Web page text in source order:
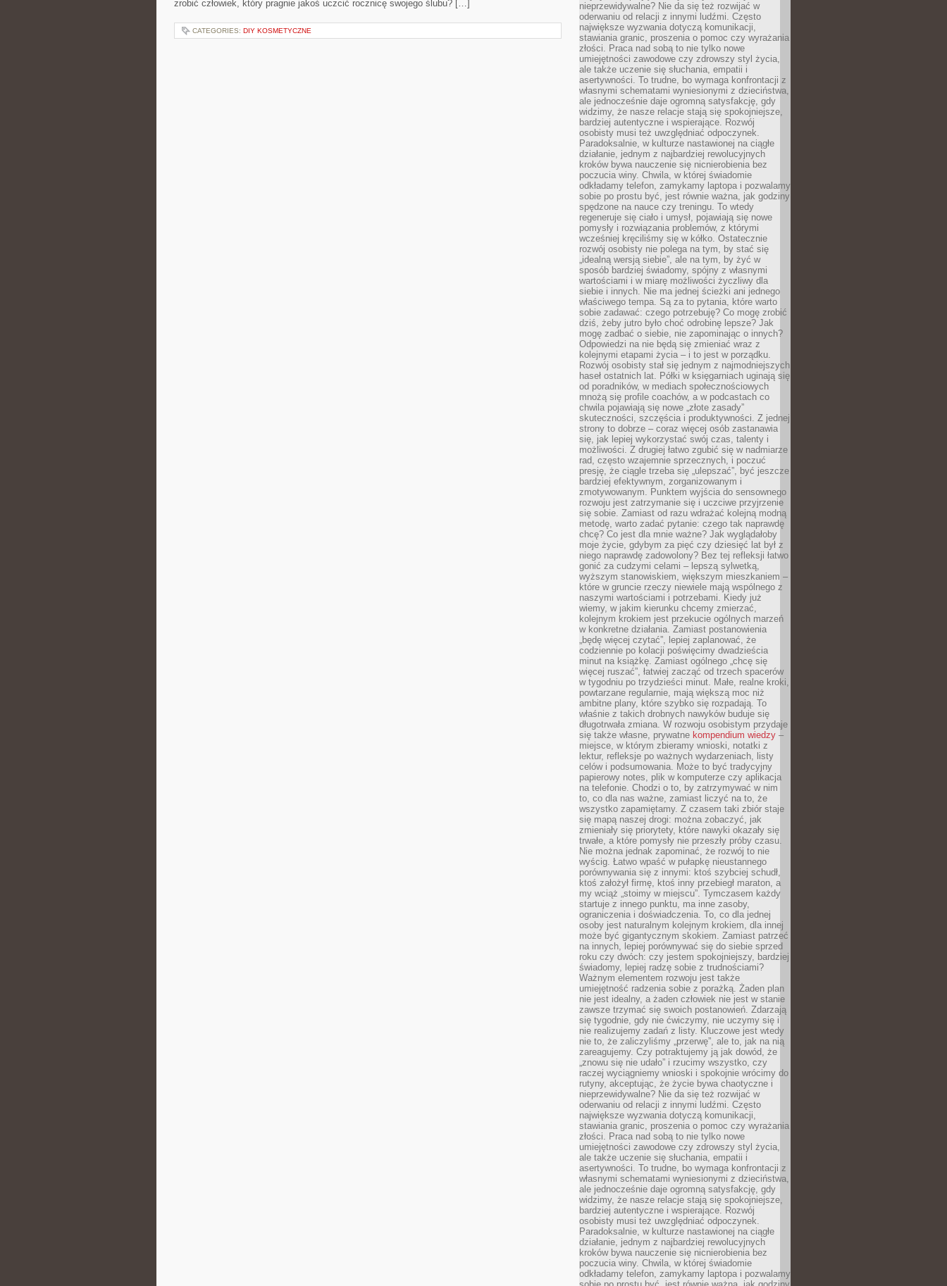
zrobić człowiek, który pragnie jakoś uczcić rocznicę swojego ślubu? […]
CATEGORIES: DIY KOSMETYCZNE
nieprzewidywalne? Nie da się też rozwijać w
oderwaniu od relacji z innymi ludźmi. Często
największe wyzwania dotyczą komunikacji,
stawiania granic, proszenia o pomoc czy wyrażania
złości. Praca nad sobą to nie tylko nowe
umiejętności zawodowe czy zdrowszy styl życia,
ale także uczenie się słuchania, empatii i
asertywności. To trudne, bo wymaga konfrontacji z
własnymi schematami wyniesionymi z dzieciństwa,
ale jednocześnie daje ogromną satysfakcję, gdy
widzimy, że nasze relacje stają się spokojniejsze,
bardziej autentyczne i wspierające. Rozwój
osobisty musi też uwzględniać odpoczynek.
Paradoksalnie, w kulturze nastawionej na ciągłe
działanie, jednym z najbardziej rewolucyjnych
kroków bywa nauczenie się nicnierobienia bez
poczucia winy. Chwila, w której świadomie
odkładamy telefon, zamykamy laptopa i pozwalamy
sobie po prostu być, jest równie ważna, jak godziny
spędzone na nauce czy treningu. To wtedy
regeneruje się ciało i umysł, pojawiają się nowe
pomysły i rozwiązania problemów, z którymi
wcześniej kręciliśmy się w kółko. Ostatecznie
rozwój osobisty nie polega na tym, by stać się
„idealną wersją siebie”, ale na tym, by żyć w
sposób bardziej świadomy, spójny z własnymi
wartościami i w miarę możliwości życzliwy dla
siebie i innych. Nie ma jednej ścieżki ani jednego
właściwego tempa. Są za to pytania, które warto
sobie zadawać: czego potrzebuję? Co mogę zrobić
dziś, żeby jutro było choć odrobinę lepsze? Jak
mogę zadbać o siebie, nie zapominając o innych?
Odpowiedzi na nie będą się zmieniać wraz z
kolejnymi etapami życia – i to jest w porządku.
Rozwój osobisty stał się jednym z najmodniejszych
haseł ostatnich lat. Półki w księgarniach uginają się
od poradników, w mediach społecznościowych
mnożą się profile coachów, a w podcastach co
chwila pojawiają się nowe „złote zasady”
skuteczności, szczęścia i produktywności. Z jednej
strony to dobrze – coraz więcej osób zastanawia
się, jak lepiej wykorzystać swój czas, talenty i
możliwości. Z drugiej łatwo zgubić się w nadmiarze
rad, często wzajemnie sprzecznych, i poczuć
presję, że ciągle trzeba się „ulepszać”, być jeszcze
bardziej efektywnym, zorganizowanym i
zmotywowanym. Punktem wyjścia do sensownego
rozwoju jest zatrzymanie się i uczciwe przyjrzenie
się sobie. Zamiast od razu wdrażać kolejną modną
metodę, warto zadać pytanie: czego tak naprawdę
chcę? Co jest dla mnie ważne? Jak wyglądałoby
moje życie, gdybym za pięć czy dziesięć lat był z
niego naprawdę zadowolony? Bez tej refleksji łatwo
gonić za cudzymi celami – lepszą sylwetką,
wyższym stanowiskiem, większym mieszkaniem –
które w gruncie rzeczy niewiele mają wspólnego z
naszymi wartościami i potrzebami. Kiedy już
wiemy, w jakim kierunku chcemy zmierzać,
kolejnym krokiem jest przekucie ogólnych marzeń
w konkretne działania. Zamiast postanowienia
„będę więcej czytać”, lepiej zaplanować, że
codziennie po kolacji poświęcimy dwadzieścia
minut na książkę. Zamiast ogólnego „chcę się
więcej ruszać”, łatwiej zacząć od trzech spacerów
w tygodniu po trzydzieści minut. Małe, realne kroki,
powtarzane regularnie, mają większą moc niż
ambitne plany, które szybko się rozpadają. To
właśnie z takich drobnych nawyków buduje się
długotrwała zmiana. W rozwoju osobistym przydaje
się także własne, prywatne kompendium wiedzy –
miejsce, w którym zbieramy wnioski, notatki z
lektur, refleksje po ważnych wydarzeniach, listy
celów i podsumowania. Może to być tradycyjny
papierowy notes, plik w komputerze czy aplikacja
na telefonie. Chodzi o to, by zatrzymywać w nim
to, co dla nas ważne, zamiast liczyć na to, że
wszystko zapamiętamy. Z czasem taki zbiór staje
się mapą naszej drogi: można zobaczyć, jak
zmieniały się priorytety, które nawyki okazały się
trwałe, a które pomysły nie przeszły próby czasu.
Nie można jednak zapominać, że rozwój to nie
wyścig. Łatwo wpaść w pułapkę nieustannego
porównywania się z innymi: ktoś szybciej schudł,
ktoś założył firmę, ktoś inny przebiegł maraton, a
my wciąż „stoimy w miejscu”. Tymczasem każdy
startuje z innego punktu, ma inne zasoby,
ograniczenia i doświadczenia. To, co dla jednej
osoby jest naturalnym kolejnym krokiem, dla innej
może być gigantycznym skokiem. Zamiast patrzeć
na innych, lepiej porównywać się do siebie sprzed
roku czy dwóch: czy jestem spokojniejszy, bardziej
świadomy, lepiej radzę sobie z trudnościami?
Ważnym elementem rozwoju jest także
umiejętność radzenia sobie z porażką. Żaden plan
nie jest idealny, a żaden człowiek nie jest w stanie
zawsze trzymać się swoich postanowień. Zdarzają
się tygodnie, gdy nie ćwiczymy, nie uczymy się i
nie realizujemy zadań z listy. Kluczowe jest wtedy
nie to, że zaliczyliśmy „przerwę”, ale to, jak na nią
zareagujemy. Czy potraktujemy ją jak dowód, że
„znowu się nie udało” i rzucimy wszystko, czy
raczej wyciągniemy wnioski i spokojnie wrócimy do
rutyny, akceptując, że życie bywa chaotyczne i
nieprzewidywalne? Nie da się też rozwijać w
oderwaniu od relacji z innymi ludźmi. Często
największe wyzwania dotyczą komunikacji,
stawiania granic, proszenia o pomoc czy wyrażania
złości. Praca nad sobą to nie tylko nowe
umiejętności zawodowe czy zdrowszy styl życia,
ale także uczenie się słuchania, empatii i
asertywności. To trudne, bo wymaga konfrontacji z
własnymi schematami wyniesionymi z dzieciństwa,
ale jednocześnie daje ogromną satysfakcję, gdy
widzimy, że nasze relacje stają się spokojniejsze,
bardziej autentyczne i wspierające. Rozwój
osobisty musi też uwzględniać odpoczynek.
Paradoksalnie, w kulturze nastawionej na ciągłe
działanie, jednym z najbardziej rewolucyjnych
kroków bywa nauczenie się nicnierobienia bez
poczucia winy. Chwila, w której świadomie
odkładamy telefon, zamykamy laptopa i pozwalamy